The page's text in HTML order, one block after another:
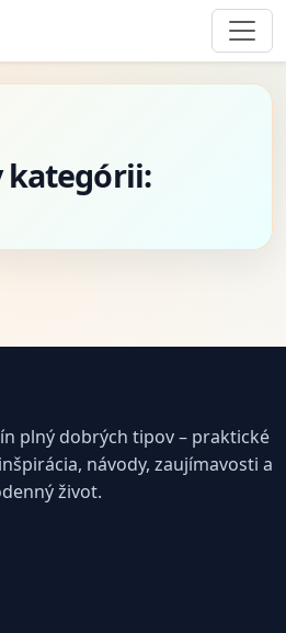
kategórii:
plný dobrých tipov – praktické
návody, zaujímavosti a
život.